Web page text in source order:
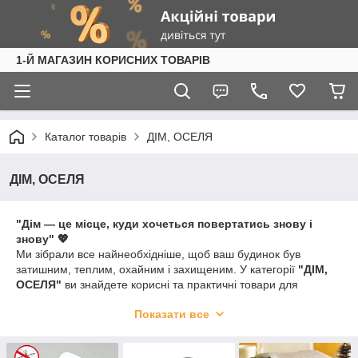
1-Й МАГАЗИН КОРИСНИХ ТОВАРІВ
Каталог товарів ДІМ, ОСЕЛЯ
ДІМ, ОСЕЛЯ
"Дім — це місце, куди хочеться повертатись знову і
знову" 💖
Ми зібрали все найнеобхідніше, щоб ваш будинок був
затишним, теплим, охайним і захищеним. У категорії "ДІМ,
ОСЕЛЯ" ви знайдете корисні та практичні товари для
від вікна до дверей 🪟🚪
✔️ Товари для боротьби з комахами та шкідниками
Показати все